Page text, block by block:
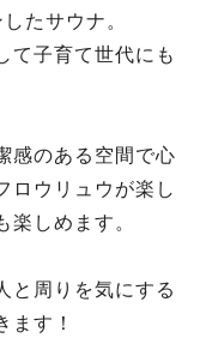
たサウナ。
て子育て世代にも
感のある空間で心
ロウリュウが楽し
しめます。
と周りを気にする
ます！